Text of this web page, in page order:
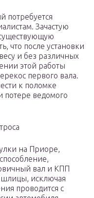
потребуется
Зачастую
что после установки
и без различных
этой работы
первого вала.
к поломке
потере ведомого
на Приоре,
вал и КПП
шлицы, исключая
проводится с